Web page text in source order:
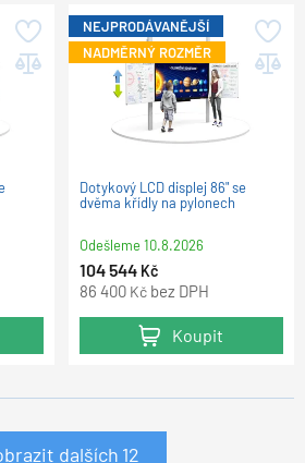
NEJPRODÁVANĚJŠÍ
NADMĚRNÝ ROZMĚR
Dotykový LCD displej 86" se
dvěma křídly na pylonech
Odešleme10.8.2026
104 544 Kč
86 400 Kč bez DPH
Koupit
dalších 12